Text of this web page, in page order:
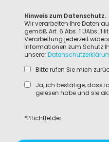
Hinweis zum Datenschutz.
Wir verarbeiten Ihre Daten
gemäß Art. 6 Abs. 1 UAbs. 1
Verarbeitung jederzeit
Informationen zum Schutz
unserer
Bitte rufen Sie mich
Ja, ich bestätige, dass
gelesen habe und sie
*Pflichtfelder